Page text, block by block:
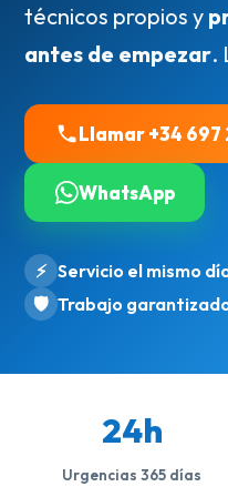
técnicos propios y
antes de empezar.
Llamar +34 697
WhatsApp
⚡ Servicio el mismo
🛡️ Trabajo
24h
Urgencias 365 días